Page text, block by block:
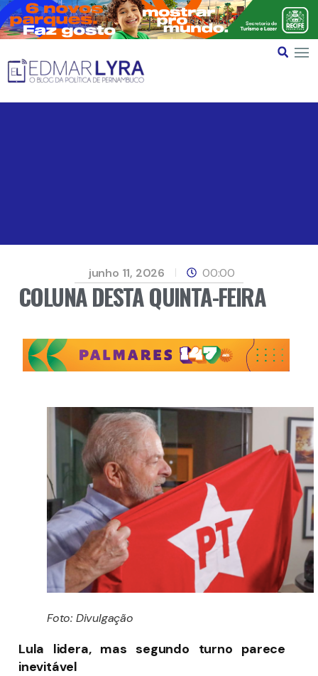
junho 11, 2026 00:00
COLUNA DESTA QUINTA-FEIRA
Foto: Divulgação
Lula lidera, mas segundo turno parece
inevitável